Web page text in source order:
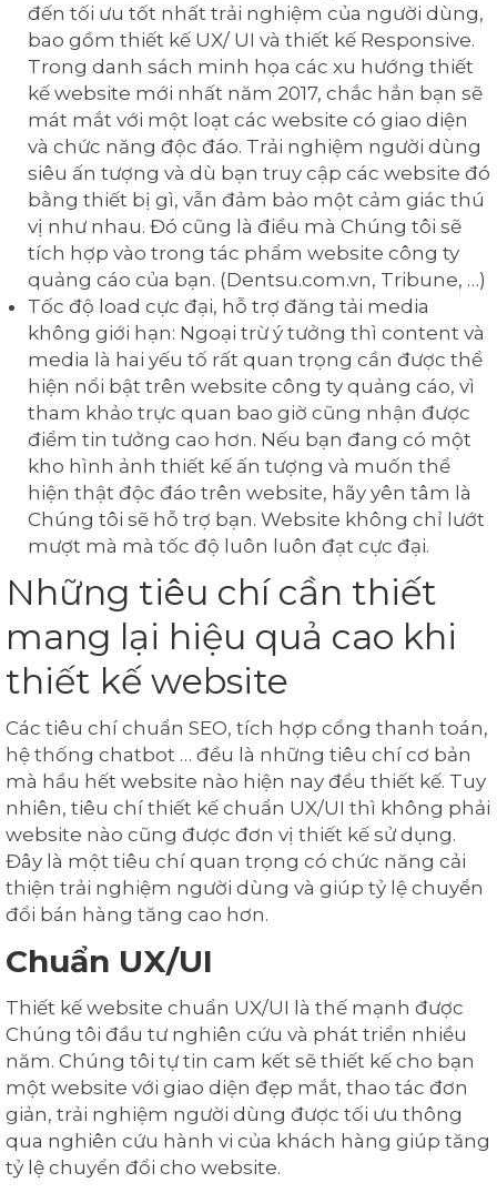
đến tối ưu tốt nhất trải nghiệm của người dùng,
bao gồm thiết kế UX/ UI và thiết kế Responsive.
Trong danh sách minh họa các xu hướng thiết
kế website mới nhất năm 2017, chắc hẳn bạn sẽ
mát mắt với một loạt các website có giao diện
và chức năng độc đáo. Trải nghiệm người dùng
siêu ấn tượng và dù bạn truy cập các website đó
bằng thiết bị gì, vẫn đảm bảo một cảm giác thú
vị như nhau. Đó cũng là điều mà Chúng tôi sẽ
tích hợp vào trong tác phẩm website công ty
quảng cáo của bạn. (Dentsu.com.vn, Tribune, …)
Tốc độ load cực đại, hỗ trợ đăng tải media
không giới hạn: Ngoại trừ ý tưởng thì content và
media là hai yếu tố rất quan trọng cần được thể
hiện nổi bật trên website công ty quảng cáo, vì
tham khảo trực quan bao giờ cũng nhận được
điểm tin tưởng cao hơn. Nếu bạn đang có một
kho hình ảnh thiết kế ấn tượng và muốn thể
hiện thật độc đáo trên website, hãy yên tâm là
Chúng tôi sẽ hỗ trợ bạn. Website không chỉ lướt
mượt mà mà tốc độ luôn luôn đạt cực đại.
Những tiêu chí cần thiết
mang lại hiệu quả cao khi
thiết kế website
Các tiêu chí chuẩn SEO, tích hợp cổng thanh toán,
hệ thống chatbot … đều là những tiêu chí cơ bản
mà hầu hết website nào hiện nay đều thiết kế. Tuy
nhiên, tiêu chí thiết kế chuẩn UX/UI thì không phải
website nào cũng được đơn vị thiết kế sử dụng.
Đây là một tiêu chí quan trọng có chức năng cải
thiện trải nghiệm người dùng và giúp tỷ lệ chuyển
đổi bán hàng tăng cao hơn.
Chuẩn UX/UI
Thiết kế website chuẩn UX/UI là thế mạnh được
Chúng tôi đầu tư nghiên cứu và phát triển nhiều
năm. Chúng tôi tự tin cam kết sẽ thiết kế cho bạn
một website với giao diện đẹp mắt, thao tác đơn
giản, trải nghiệm người dùng được tối ưu thông
qua nghiên cứu hành vi của khách hàng giúp tăng
tỷ lệ chuyển đổi cho website.